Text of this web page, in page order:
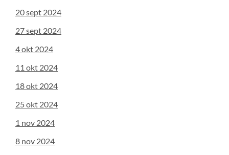
20 sept 2024
27 sept 2024
4 okt 2024
11 okt 2024
18 okt 2024
25 okt 2024
1 nov 2024
8 nov 2024